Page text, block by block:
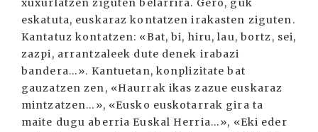
xuxurlatzen ziguten belarrira. Gero, guk
eskatuta, euskaraz kontatzen irakasten ziguten.
Kantatuz kontatzen: «Bat, bi, hiru, lau, bortz, sei,
zazpi, arrantzaleek dute denek irabazi
bandera...». Kantuetan, konplizitate bat
gauzatzen zen, «Haurrak ikas zazue euskaraz
mintzatzen...», «Eusko euskotarrak gira ta
maite dugu aberria Euskal Herria...», «Eki eder